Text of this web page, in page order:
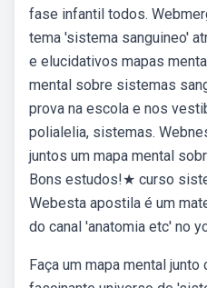
fase infantil todos.
tema 'sistema sanguineo'
e elucidativos mapas
mental sobre sistemas
prova na escola e nos
polialelia, sistemas.
juntos um mapa mental
Bons estudos!★ curso
Webesta apostila é um
do canal 'anatomia etc' no
Faça um mapa mental